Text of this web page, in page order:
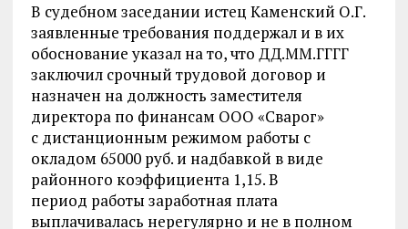
В судебном заседании истец Каменский О.Г.
заявленные требования поддержал и в их
обоснование указал на то, что ДД.ММ.ГГГГ
заключил срочный трудовой договор и
назначен на должность заместителя
директора по финансам ООО «Сварог»
с дистанционным режимом работы с
окладом 65000 руб. и надбавкой в виде
районного коэффициента 1,15. В
период работы заработная плата
выплачивалась нерегулярно и не в полном